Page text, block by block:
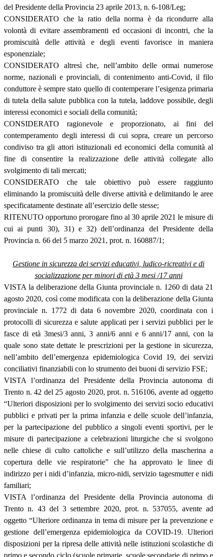
del Presidente della Provincia 23 aprile 2013, n. 6-108/Leg;
CONSIDERATO che la ratio della norma è da ricondurre alla
volontà di evitare assembramenti ed occasioni di incontri, che la
promiscuità delle attività e degli eventi favorisce in maniera
esponenziale;
CONSIDERATO altresì che, nell’ambito delle ormai numerose
norme, nazionali e provinciali, di contenimento anti-Covid, il filo
conduttore è sempre stato quello di contemperare l’esigenza primaria
di tutela della salute pubblica con la tutela, laddove possibile, degli
interessi economici e sociali della comunità;
CONSIDERATO ragionevole e proporzionato, ai fini del
contemperamento degli interessi di cui sopra, creare un percorso
condiviso tra gli attori istituzionali ed economici della comunità al
fine di consentire la realizzazione delle attività collegate allo
svolgimento di tali mercati;
CONSIDERATO che tale obiettivo può essere raggiunto
eliminando la promiscuità delle diverse attività e delimitando le aree
specificatamente destinate all’esercizio delle stesse;
RITENUTO opportuno prorogare fino al 30 aprile 2021 le misure di
cui ai punti 30), 31) e 32) dell’ordinanza del Presidente della
Provincia n. 66 del 5 marzo 2021, prot. n. 160887/1;
Gestione in sicurezza dei servizi educativi, ludico-ricreativi e di
socializzazione per minori di età 3 mesi /17 anni
VISTA la deliberazione della Giunta provinciale n. 1260 di data 21
agosto 2020, così come modificata con la deliberazione della Giunta
provinciale n. 1772 di data 6 novembre 2020, coordinata con i
protocolli di sicurezza e salute applicati per i servizi pubblici per le
fasce di età 3mesi/3 anni, 3 anni/6 anni e 6 anni/17 anni, con la
quale sono state dettate le prescrizioni per la gestione in sicurezza,
nell’ambito dell’emergenza epidemiologica Covid 19, dei servizi
conciliativi finanziabili con lo strumento dei buoni di servizio FSE;
VISTA l’ordinanza del Presidente della Provincia autonoma di
Trento n. 42 del 25 agosto 2020, prot. n. 516106, avente ad oggetto
“Ulteriori disposizioni per lo svolgimento dei servizi socio educativi
pubblici e privati per la prima infanzia e delle scuole dell’infanzia,
per la partecipazione del pubblico a singoli eventi sportivi, per le
misure di partecipazione a celebrazioni liturgiche che si svolgono
nelle chiese di culto cattoliche e sull’utilizzo della mascherina a
copertura delle vie respiratorie” che ha approvato le linee di
indirizzo per i nidi d’infanzia, micro-nidi, servizio tagesmutter e nidi
familiari;
VISTA l’ordinanza del Presidente della Provincia autonoma di
Trento n. 43 del 3 settembre 2020, prot. n. 537055, avente ad
oggetto “Ulteriore ordinanza in tema di misure per la prevenzione e
gestione dell’emergenza epidemiologica da COVID-19. Ulteriori
disposizioni per la ripresa delle attività nelle istituzioni scolastiche di
primo e secondo ciclo (scuole primarie, scuole secondarie di primo e